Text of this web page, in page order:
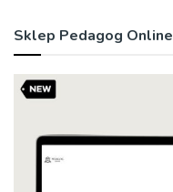
Sklep Pedagog Online